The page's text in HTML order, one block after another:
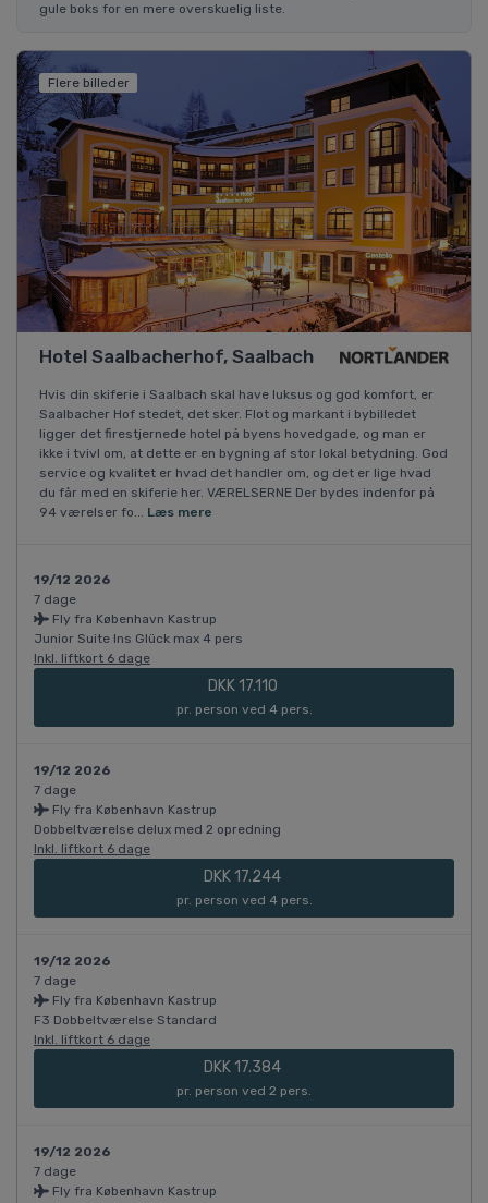
gule boks for en mere overskuelig liste.
Flere billeder
Hotel Saalbacherhof, Saalbach
Hvis din skiferie i Saalbach skal have luksus og god komfort, er
Saalbacher Hof stedet, det sker. Flot og markant i bybilledet
ligger det firestjernede hotel på byens hovedgade, og man er
ikke i tvivl om, at dette er en bygning af stor lokal betydning. God
service og kvalitet er hvad det handler om, og det er lige hvad
du får med en skiferie her. VÆRELSERNE Der bydes indenfor på
94 værelser fo... Læs mere
19/12 2026
7 dage
Fly fra København Kastrup
Junior Suite Ins Glück max 4 pers
Inkl. liftkort 6 dage
DKK 17.110
pr. person ved 4 pers.
19/12 2026
7 dage
Fly fra København Kastrup
Dobbeltværelse delux med 2 opredning
Inkl. liftkort 6 dage
DKK 17.244
pr. person ved 4 pers.
19/12 2026
7 dage
Fly fra København Kastrup
F3 Dobbeltværelse Standard
Inkl. liftkort 6 dage
DKK 17.384
pr. person ved 2 pers.
19/12 2026
7 dage
Fly fra København Kastrup